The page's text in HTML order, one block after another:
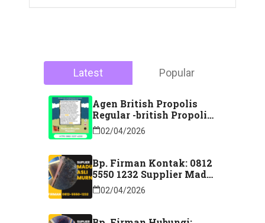
Latest Popular
Agen British Propolis
Regular -british Propolis
Regular Di Majene
Sulawesi Barat Hubungi
02/04/2026
Bp. Firman Kontak: 0812
5550 1232 Supplier Madu
Asli Murni Sidoarjo
Jawa Timur
02/04/2026